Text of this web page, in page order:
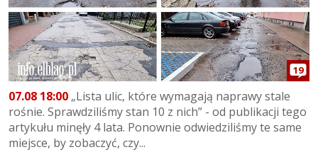
19
07.08 18:00 „Lista ulic, które wymagają naprawy stale
rośnie. Sprawdziliśmy stan 10 z nich” - od publikacji tego
artykułu minęły 4 lata. Ponownie odwiedziliśmy te same
miejsce, by zobaczyć, czy...